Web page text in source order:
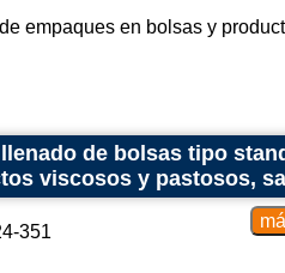
Esto puede ahorrar tiempo y
Máquinas llenadoras
líquidos o viscosos se pueden
garantizar que el producto sea
empaques en bolsas y
de bolsas tipo
viscosos y pastosos,
351